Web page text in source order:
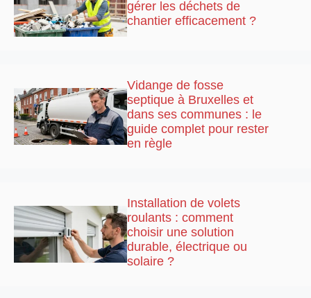
gérer les déchets de
chantier efficacement ?
Vidange de fosse
septique à Bruxelles et
dans ses communes : le
guide complet pour rester
en règle
Installation de volets
roulants : comment
choisir une solution
durable, électrique ou
solaire ?